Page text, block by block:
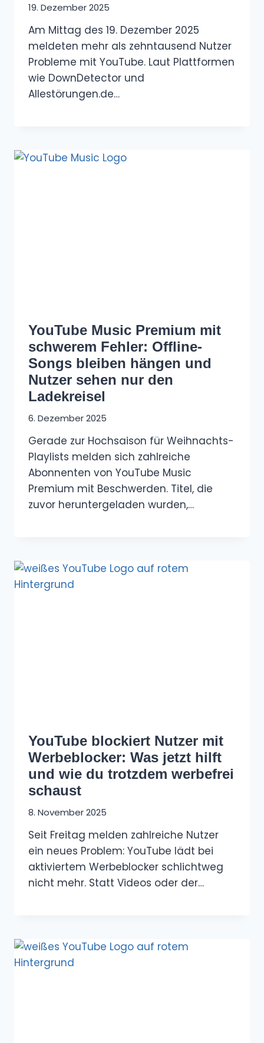
19. Dezember 2025
Am Mittag des 19. Dezember 2025
meldeten mehr als zehntausend Nutzer
Probleme mit YouTube. Laut Plattformen
wie DownDetector und
Allestörungen.de…
YouTube Music Premium mit
schwerem Fehler: Offline-
Songs bleiben hängen und
Nutzer sehen nur den
Ladekreisel
6. Dezember 2025
Gerade zur Hochsaison für Weihnachts-
Playlists melden sich zahlreiche
Abonnenten von YouTube Music
Premium mit Beschwerden. Titel, die
zuvor heruntergeladen wurden,…
YouTube blockiert Nutzer mit
Werbeblocker: Was jetzt hilft
und wie du trotzdem werbefrei
schaust
8. November 2025
Seit Freitag melden zahlreiche Nutzer
ein neues Problem: YouTube lädt bei
aktiviertem Werbeblocker schlichtweg
nicht mehr. Statt Videos oder der…